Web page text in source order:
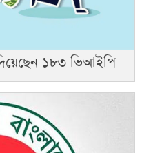
১৮৩ ভিআইপি